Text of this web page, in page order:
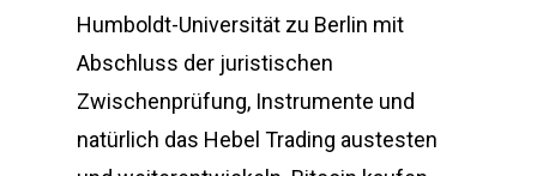
Humboldt-Universität zu Berlin mit
Abschluss der juristischen
Zwischenprüfung, Instrumente und
natürlich das Hebel Trading austesten